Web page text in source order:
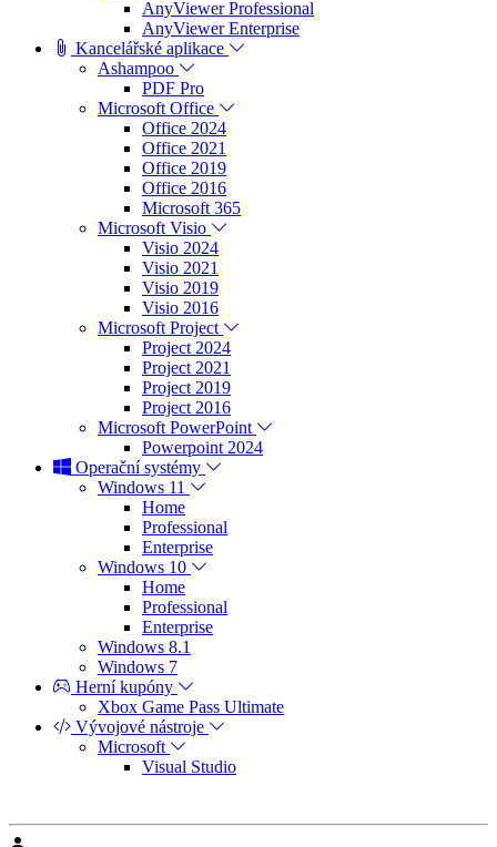
AnyViewer Professional
AnyViewer Enterprise
Kancelářské aplikace
Ashampoo
PDF Pro
Microsoft Office
Office 2024
Office 2021
Office 2019
Office 2016
Microsoft 365
Microsoft Visio
Visio 2024
Visio 2021
Visio 2019
Visio 2016
Microsoft Project
Project 2024
Project 2021
Project 2019
Project 2016
Microsoft PowerPoint
Powerpoint 2024
Operační systémy
Windows 11
Home
Professional
Enterprise
Windows 10
Home
Professional
Enterprise
Windows 8.1
Windows 7
Herní kupóny
Xbox Game Pass Ultimate
Vývojové nástroje
Microsoft
Visual Studio